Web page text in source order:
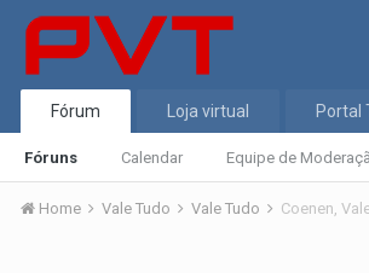
Fórum
Fóruns Calendar Equipe de
Loja virtual Portal
Home Vale Tudo Vale Tudo Coenen,